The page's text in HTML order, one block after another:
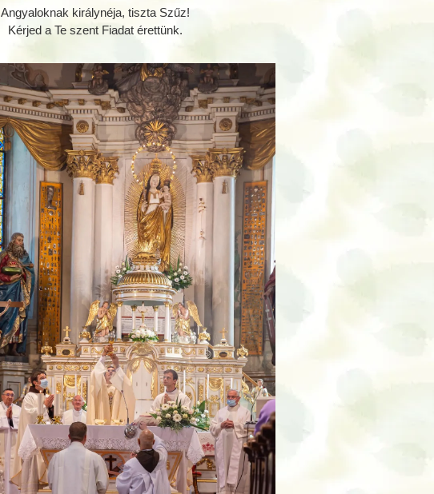
Angyaloknak királynéja, tiszta Szűz!
Kérjed a Te szent Fiadat érettünk.